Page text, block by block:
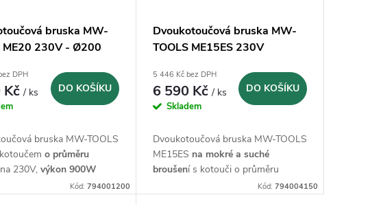
bruska MW-
ME20 230V - Ø200
DPH
Kč/ ks DO KOŠÍKU
bruska MW-TOOLS
o průměru
na 230V, výkon 900W
Kód: 794001200
Dvoukotoučová bruska MW-
TOOLS ME15ES 230V
5 446 Kč bez DPH
6 590 Kč/ ks
Skladem
DO KOŠÍKU
Dvoukotoučová bruska MW-TOOLS
ME15ES na mokré a suché
broušení s kotouči o průměru
, na 230V
Kód: 794004150